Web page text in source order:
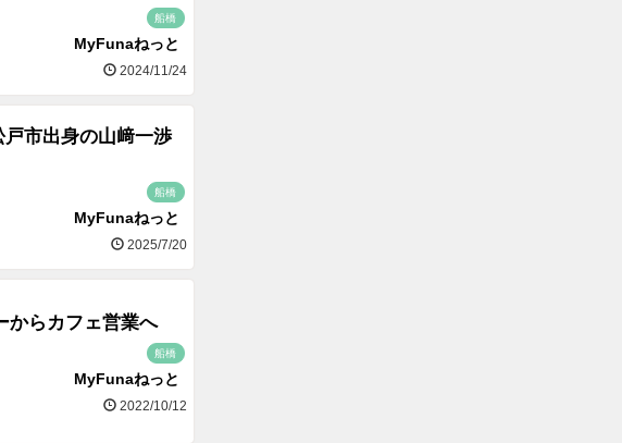
船橋
MyFunaねっと
2024/11/24
市出身の山﨑一渉
船橋
MyFunaねっと
2025/7/20
からカフェ営業へ
船橋
MyFunaねっと
2022/10/12